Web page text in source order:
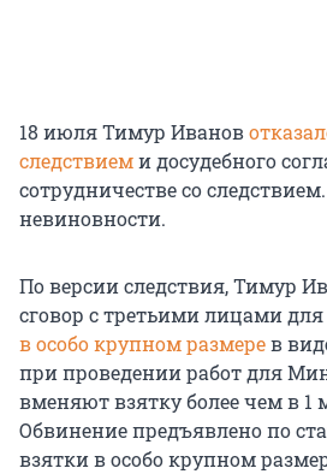
18 июля Тимур Иванов
следствиеми досудебного
сотрудничестве со
невиновности.
По версии следствия, Тимур
сговор с третьими лицами
в особо крупном размерев
при проведении работ для
вменяют взятку более чем в 1
Обвинение предъявлено по
взятки в особо крупном